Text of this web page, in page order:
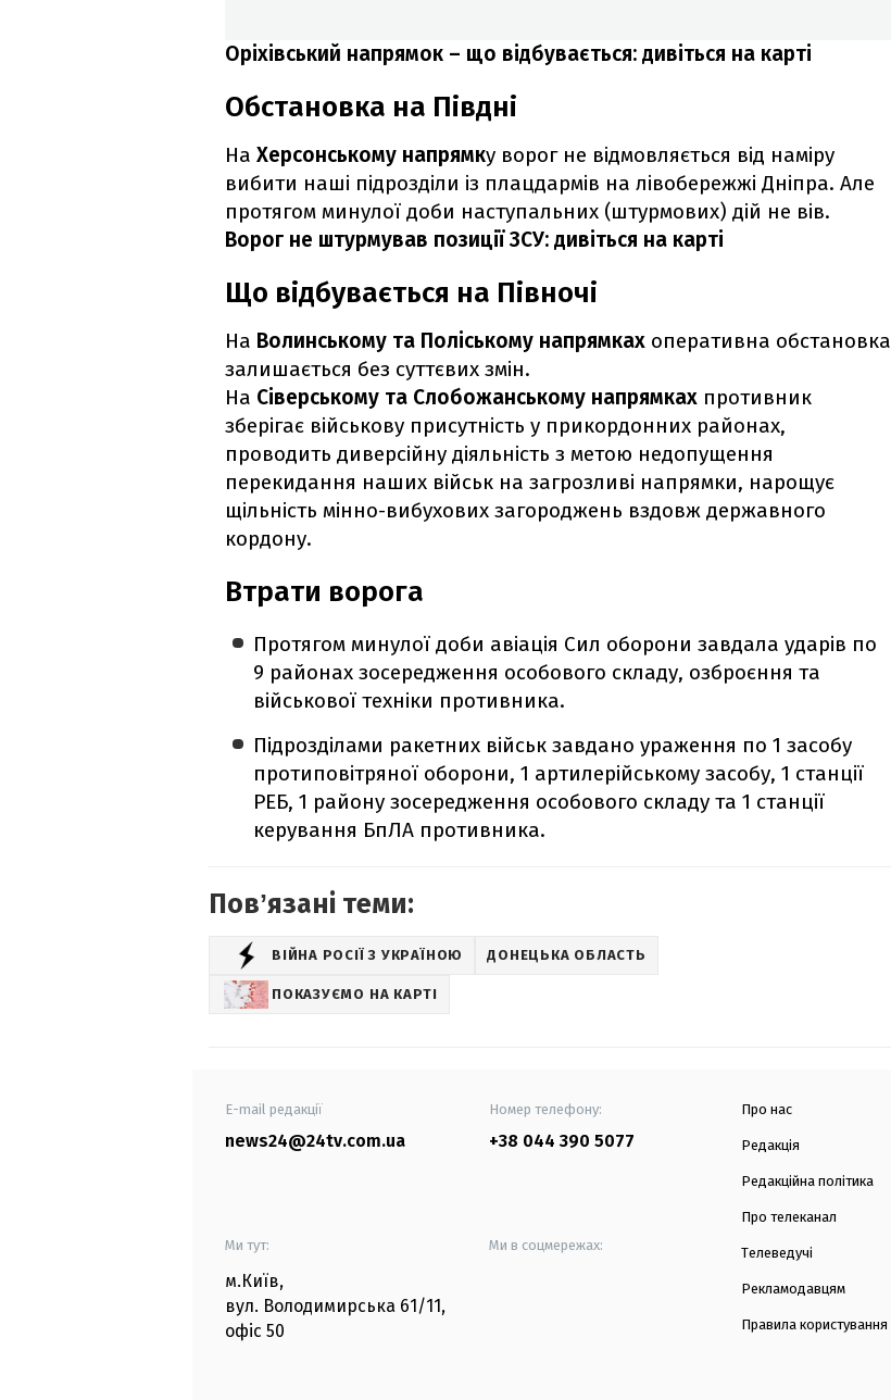
Оріхівський напрямок – що відбувається: дивіться на карті
Обстановка на Півдні
На Херсонському напрямку ворог не відмовляється від наміру
вибити наші підрозділи із плацдармів на лівобережжі Дніпра. Але
протягом минулої доби наступальних (штурмових) дій не вів.
Ворог не штурмував позиції ЗСУ: дивіться на карті
Що відбувається на Півночі
На Волинському та Поліському напрямках оперативна обстановка
залишається без суттєвих змін.
На Сіверському та Слобожанському напрямках противник
зберігає військову присутність у прикордонних районах,
проводить диверсійну діяльність з метою недопущення
перекидання наших військ на загрозливі напрямки, нарощує
щільність мінно-вибухових загороджень вздовж державного
кордону.
Втрати ворога
Протягом минулої доби авіація Сил оборони завдала ударів по
9 районах зосередження особового складу, озброєння та
військової техніки противника.
Підрозділами ракетних військ завдано ураження по 1 засобу
протиповітряної оборони, 1 артилерійському засобу, 1 станції
РЕБ, 1 району зосередження особового складу та 1 станції
керування БпЛА противника.
Повʼязані теми:
ВІЙНА РОСІЇ З УКРАЇНОЮ ДОНЕЦЬКА ОБЛАСТЬ
ПОКАЗУЄМО НА КАРТІ
E-mail редакції
news24@24tv.com.ua
Номер телефону:
+38 044 390 5077
Ми тут:
м.Київ,
вул. Володимирська 61/11,
офіс 50
Ми в соцмережах:
Про нас
Редакція
Редакційна політика
Про телеканал
Телеведучі
Рекламодавцям
Правила користування